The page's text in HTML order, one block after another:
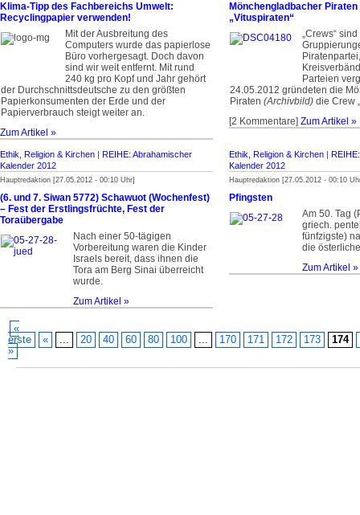
Klima-Tipp des Fachbereichs Umwelt:
Recyclingpapier verwenden!
Mit der Ausbreitung des
Computers wurde das papierlose
Büro vorhergesagt. Doch davon
sind wir weit entfernt. Mit rund
240 kg pro Kopf und Jahr gehört
der Durchschnittsdeutsche zu den größten
Papierkonsumenten der Erde und der
Papierverbrauch steigt weiter an.
Zum Artikel »
Mönchengladbacher
„Vituspiraten“
„Crews“
Parteien
24.05.2012 gründeten die
Piraten (Archivbild) die Crew
[2 Kommentare] Zum Artikel »
Ethik, Religion & Kirchen | REIHE: Abrahamischer
Kalender 2012
Hauptredaktion [27.05.2012 - 00:10 Uhr]
(6. und 7. Siwan 5772) Schawuot (Wochenfest)
– Fest der Erstlingsfrüchte, Fest der
Toraübergabe
Nach einer 50-tägigen
Vorbereitung waren die Kinder
Israels bereit, dass ihnen die
Tora am Berg Sinai überreicht
wurde.
Zum Artikel »
Ethik, Religion & Kirchen |
Kalender 2012
Hauptredaktion [27.05.2012 - 00:10
Pfingsten
Am 50. Tag
griech.
fünfzigste)
die
Zum Artikel »
«
erste
« ... 20 40 60 80 100 ... 170 171 172 173
174
»